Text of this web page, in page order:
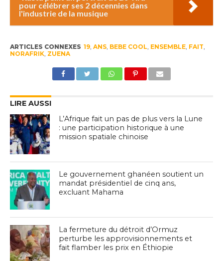
pour célébrer ses 2 décennies dans
l'industrie de la musique
ARTICLES CONNEXES 19, ANS, BEBE COOL, ENSEMBLE, FAIT,
NORAFRIK, ZUENA
LIRE AUSSI
L’Afrique fait un pas de plus vers la Lune
: une participation historique à une
mission spatiale chinoise
Le gouvernement ghanéen soutient un
mandat présidentiel de cinq ans,
excluant Mahama
La fermeture du détroit d’Ormuz
perturbe les approvisionnements et
fait flamber les prix en Éthiopie